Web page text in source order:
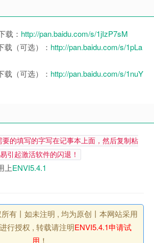
载： http://pan.baidu.com/s/1jIzP7sM
载（可选）： http://pan.baidu.com/s/1pLa
载（可选）： http://pan.baidu.com/s/1nuY
的填写的字写在记事本上面，然后复制粘
引起激活软件的闪退！
上ENVI5.4.1
有丨如未注明 , 均为原创丨本网站采用
行授权 , 转载请注明ENVI5.4.1申请试
用 ！